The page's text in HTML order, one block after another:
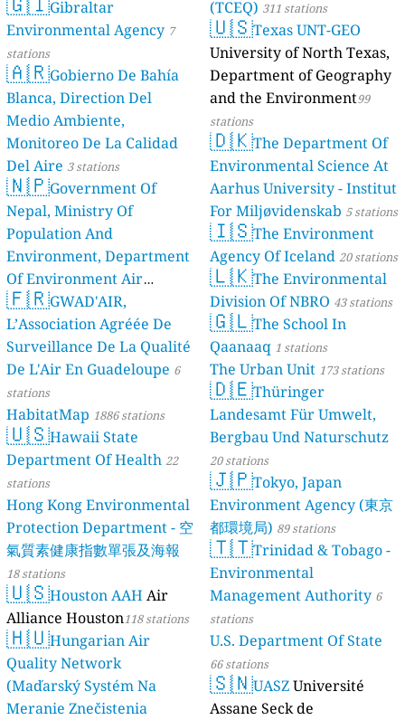
Gibraltar
Environmental Agency 7
stations
🇦🇷Gobierno De Bahía
Blanca, Direction Del
Medio Ambiente,
Monitoreo De La Calidad
Del Aire 3 stations
🇳🇵Government Of
Nepal, Ministry Of
Population And
Environment, Department
Of Environment Air
Quality Monitoring
stations
🇫🇷GWAD'AIR,
L’Association Agréée De
Surveillance De La Qualité
De L'Air En Guadeloupe 6
stations
HabitatMap 1886 stations
🇺🇸Hawaii State
Department Of Health 22
stations
Hong Kong Environmental
Protection Department - 空
氣質素健康指數單張及海報
18 stations
🇺🇸Houston AAH Air
Alliance Houston118 stations
🇭🇺Hungarian Air
Quality Network
(Maďarský Systém Na
Meranie Znečistenia
(TCEQ) 311 stations
🇺🇸Texas UNT-GEO
University of North Texas,
Department of Geography
and the Environment99
stations
🇩🇰The Department Of
Environmental Science At
Aarhus University - Institut
For Miljøvidenskab 5 stations
🇮🇸The Environment
Agency Of Iceland 20 stations
🇱🇰The Environmental
Division Of NBRO 43 stations
🇬🇱The School In
Qaanaaq 1 stations
The Urban Unit 173 stations
🇩🇪Thüringer
Landesamt Für Umwelt,
Bergbau Und Naturschutz
20 stations
🇯🇵Tokyo, Japan
Environment Agency (東京
都環境局) 89 stations
🇹🇹Trinidad & Tobago -
Environmental
Management Authority 6
stations
U.S. Department Of State
66 stations
🇸🇳UASZUniversité
Assane Seck de